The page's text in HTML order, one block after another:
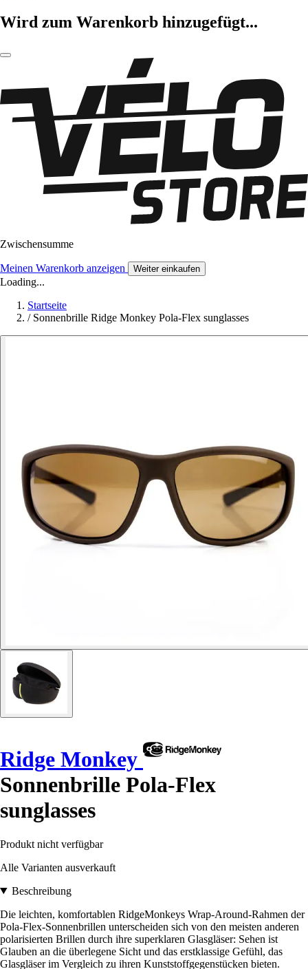
Wird zum Warenkorb hinzugefügt...
Zwischensumme
Meinen Warenkorb anzeigen Weiter einkaufen
Loading...
Startseite
/ Sonnenbrille Ridge Monkey Pola-Flex sunglasses
Ridge Monkey
Sonnenbrille Pola-Flex
sunglasses
Produkt nicht verfügbar
Alle Varianten ausverkauft
Beschreibung
Die leichten, komfortablen RidgeMonkeys Wrap-Around-Rahmen der
Pola-Flex-Sonnenbrillen unterscheiden sich von den meisten anderen
polarisierten Brillen durch ihre superklaren Glasgläser: Sehen ist
Glauben an die überlegene Sicht und das erstklassige Gefühl, das
Glasgläser im Vergleich zu ihren Kunststoffgegenstücken bieten.